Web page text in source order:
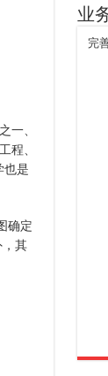
一、
程、
也是
确定
其
业
完